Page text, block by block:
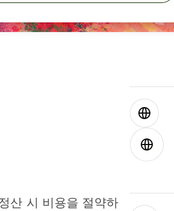
산 시 비용을 절약하